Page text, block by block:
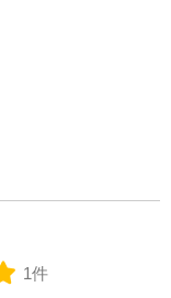
1件